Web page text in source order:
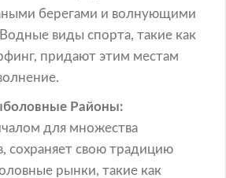
берегами и волнующими
виды спорта, такие как
придают этим местам
Районы:
для множества
сохраняет свою традицию
рынки, такие как